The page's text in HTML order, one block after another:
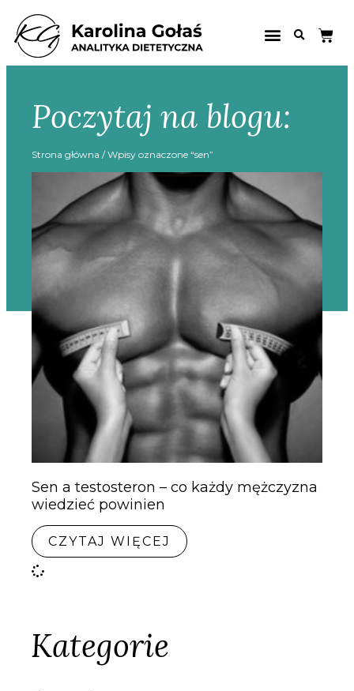
Poczytaj na blogu:
Strona główna / Wpisy oznaczone “sen”
Sen a testosteron – co każdy mężczyzna
wiedzieć powinien
CZYTAJ WIĘCEJ
Kategorie